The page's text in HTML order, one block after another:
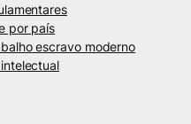
por país
escravo moderno